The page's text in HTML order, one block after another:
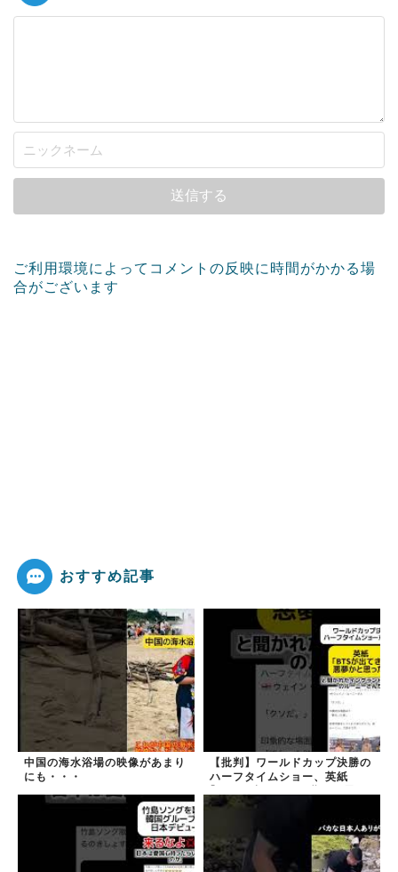
ご利用環境によってコメントの反映に時間がかかる場
合がございます
おすすめ記事
中国の海水浴場の映像があまり
にも・・・
【批判】ワールドカップ決勝の
ハーフタイムショー、英紙
た｣